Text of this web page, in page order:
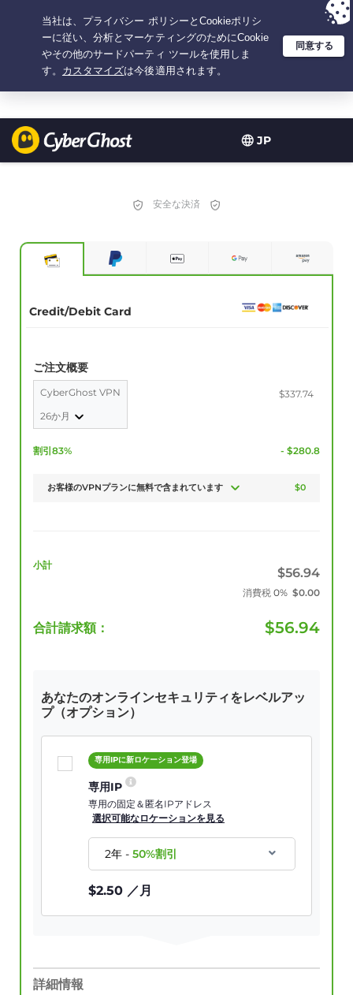
JP
選択プラン：2.1666666666667年間 $ 2.19 /月の 大特価
安全な決済
Credit/Debit Card
ご注文概要
CyberGhost VPN
26か月
$337.74
割引83% - $280.8
お客様のVPNプランに無料で含まれています $0
小計
$56.94
消費税 0% $0.00
合計請求額： $56.94
あなたのオンラインセキュリティをレベルアッ
プ（オプション）
専用IPに新ロケーション登場
専用IP
専用の固定＆匿名IPアドレス
選択可能なロケーションを見る
2年-50%割引
$2.50 ／月
詳細情報